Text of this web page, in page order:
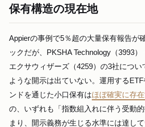
保有構造の現在地
Appierの事例で5％超の大量保有報告が
ックだが、PKSHA Technology（3993）
エクサウィザーズ（4259）の3社につ
ような開示は出ていない。運用する
ンドを通じた小口保有はほぼ確実に存
の、いずれも「指数組入れに伴う受動
まり、開示義務が生じる水準には達して